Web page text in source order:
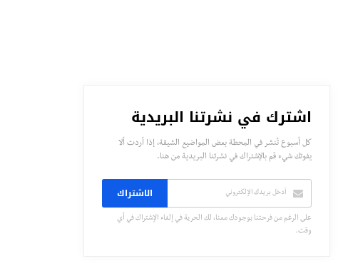
اشترك في نشرتنا البريدية
كل أسبوع تُنشر في المحطة بعض المواضيع الشيقة، إذا أردت ألا
يفوتك شيء قم بالإشتراك في نشرتنا البريدية من هنا.
الاشتراك
على الرغم من فرحتنا بوجودك معنا، لك الحرية في إلغاء الإشتراك في أي
وقت.